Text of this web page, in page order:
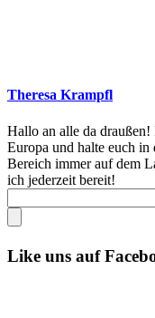
Theresa Krampfl
Hallo an alle da
Europa und halte euch
Bereich immer auf dem
ich jederzeit bereit!
Like uns auf